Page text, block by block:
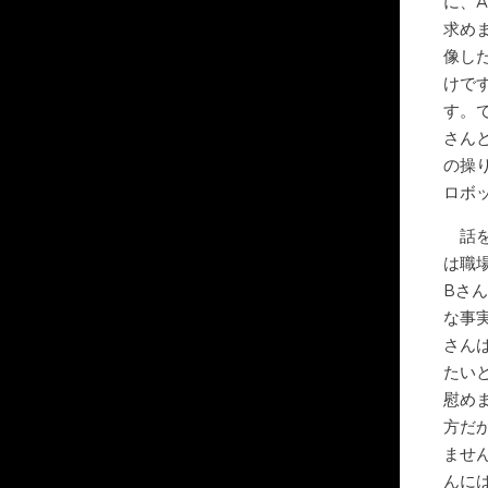
求め
像し
けで
す。
さん
の操
ロボ
話
は職
Bさ
な事
さん
たい
慰め
方だ
ませ
んに